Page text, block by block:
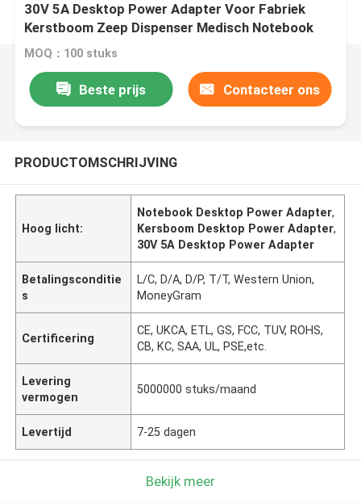
30V 5A Desktop Power Adapter Voor Fabriek
Kerstboom Zeep Dispenser Medisch Notebook
MOQ：100 stuks
Beste prijs Contacteer ons
PRODUCTOMSCHRIJVING
Hoog licht:
Notebook Desktop Power Adapter,
Kersboom Desktop Power Adapter,
30V 5A Desktop Power Adapter
Betalingsconditie
s
L/C, D/A, D/P, T/T, Western Union,
MoneyGram
Certificering
CE, UKCA, ETL, GS, FCC, TUV, ROHS,
CB, KC, SAA, UL, PSE,etc.
Levering
vermogen
5000000 stuks/maand
Levertijd 7-25 dagen
Bekijk meer